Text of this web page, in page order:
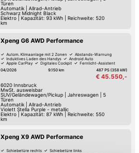
Türen
Automatik| Allrad-Antrieb
Schwarz Midnight Black
Elektro
Kapazität: 93 kWh | Reichweite: 520
km
Xpeng G6 AWD Performance
Autom. Klimaanlage mit 2 Zonen
Abstands-Warnung
Induktives Laden des Handys
Android Auto
Apple CarPlay
Digitales Cockpit
Fernlicht-Assistent
Verkehrszeichen-Erkennung
04/2026 9.150 km 487 PS (358 kW)
€ 45.550,-
6020 Innsbruck
MwSt. ausweisbar
SUV/Geländewagen/Pickup| Jahreswagen
5
Türen
Automatik| Allrad-Antrieb
Violett Stella Purple - metallic
Elektro
Kapazität: 87 kWh | Reichweite: 550
km
Xpeng X9 AWD Performance
Schiebetüre rechts
Schiebetüre links